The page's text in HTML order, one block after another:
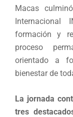
Macas
Internacional
formación y
proceso
orientado a
bienestar de
La jornada
tres